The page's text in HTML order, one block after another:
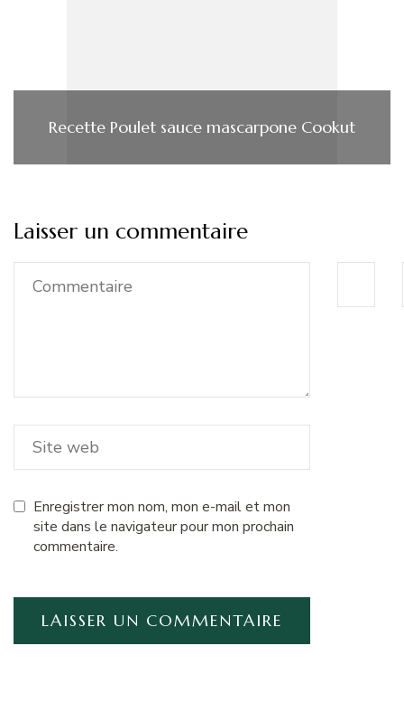
Recette Poulet sauce mascarpone Cookut
Laisser un commentaire
Enregistrer mon nom, mon e-mail et mon
site dans le navigateur pour mon prochain
commentaire.